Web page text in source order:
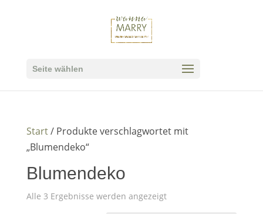
Seite wählen
Start/ Produkte verschlagwortet mit
„Blumendeko“
Blumendeko
Alle 3 Ergebnisse werden angezeigt